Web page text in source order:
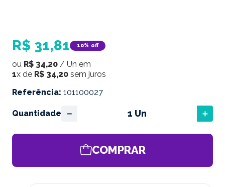
R$ 31,81 10% off
ou R$ 34,20 / Un em
1x de R$ 34,20 sem juros
Referência: 101100027
Quantidade ＋
－
COMPRAR